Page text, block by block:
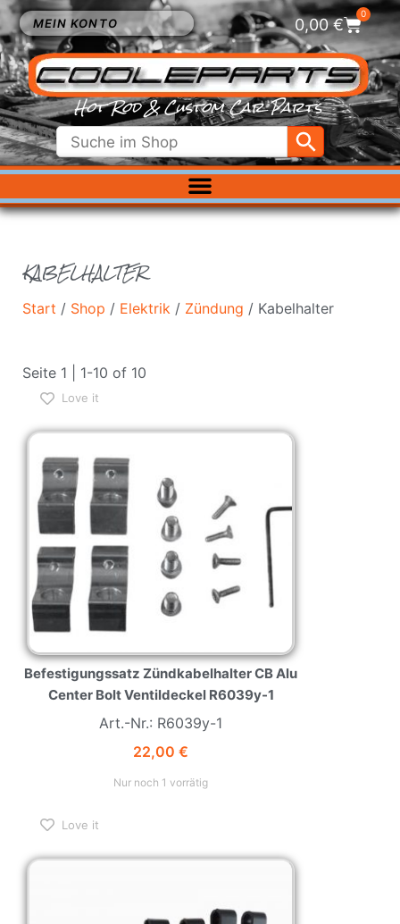
MEIN KONTO 0,00€
0
Hot Rod & Custom Car Parts
ELEKTRIK
KÜHLUNG
KABELHALTER
Start / Shop / Elektrik / Zündung / Kabelhalter
Seite 1 | 1-10 of 10
Love it
Befestigungssatz Zündkabelhalter CB Alu
Center Bolt Ventildeckel R6039y-1
Art.-Nr.: R6039y-1
22,00 €
Nur noch 1 vorrätig
Love it